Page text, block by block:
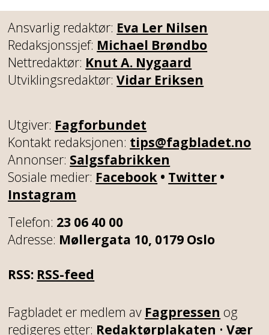
Ansvarlig redaktør: Eva Ler Nilsen
Redaksjonssjef: Michael Brøndbo
Nettredaktør: Knut A. Nygaard
Utviklingsredaktør:Vidar Eriksen
Utgiver: Fagforbundet
Kontakt redaksjonen: tips@fagbladet.no
Annonser: Salgsfabrikken
Sosiale medier: Facebook • Twitter •
Instagram
Telefon: 23 06 40 00
Adresse: Møllergata 10, 0179 Oslo
RSS: RSS-feed
Fagbladet er medlem av Fagpressen og
redigeres etter: Redaktørplakaten • Vær